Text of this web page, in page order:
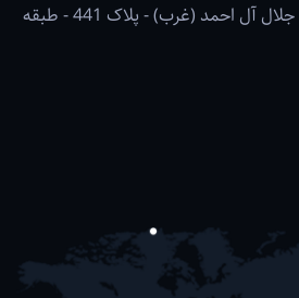
آدرس دفتر تهران : بزرگراه جلال آل احمد (غرب) - پلاک 441 - طبقه